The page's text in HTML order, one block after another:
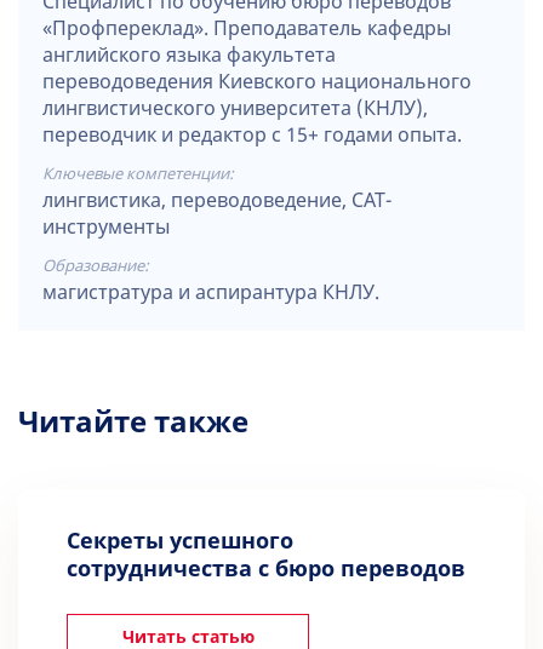
«Профпереклад». Преподаватель кафедры
английского языка факультета
переводоведения Киевского национального
лингвистического университета (КНЛУ),
переводчик и редактор с 15+ годами опыта.
Ключевые компетенции:
лингвистика, переводоведение, CAT-
инструменты
Образование:
магистратура и аспирантура КНЛУ.
Читайте также
Секреты успешного
сотрудничества с бюро переводов
Читать статью